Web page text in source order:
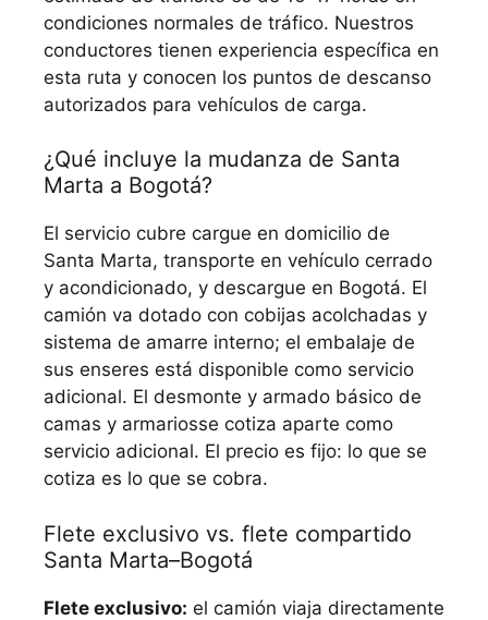
condiciones normales de tráfico. Nuestros
conductores tienen experiencia específica en
esta ruta y conocen los puntos de descanso
autorizados para vehículos de carga.
¿Qué incluye la mudanza de Santa
Marta a Bogotá?
El servicio cubre cargue en domicilio de
Santa Marta, transporte en vehículo cerrado
y acondicionado, y descargue en Bogotá. El
camión va dotado con cobijas acolchadas y
sistema de amarre interno; el embalaje de
sus enseres está disponible como servicio
adicional. El desmonte y armado básico de
camas y armariosse cotiza aparte como
servicio adicional. El precio es fijo: lo que se
cotiza es lo que se cobra.
Flete exclusivo vs. flete compartido
Santa Marta–Bogotá
Flete exclusivo: el camión viaja directamente